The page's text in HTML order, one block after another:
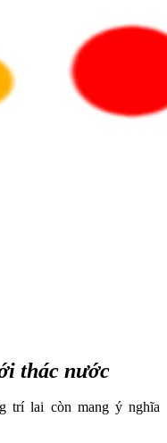
thác nước
trí lai còn mang ý nghĩa